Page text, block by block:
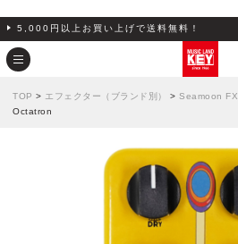
5,000円以上お買い上げで送料無料！
TOP > エフェクター（ブランド別） > Seamoon FX
Octatron